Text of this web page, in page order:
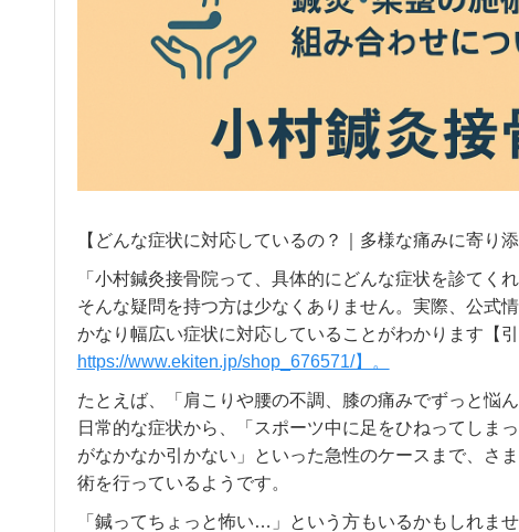
【どんな症状に対応しているの？｜多様な痛みに寄り
「小村鍼灸接骨院って、具体的にどんな症状を診てく
そんな疑問を持つ方は少なくありません。実際、公式
かなり幅広い症状に対応していることがわかります【
https://www.ekiten.jp/shop_676571/】。
たとえば、「肩こりや腰の不調、膝の痛みでずっと悩
日常的な症状から、「スポーツ中に足をひねってしま
がなかなか引かない」といった急性のケースまで、さ
術を行っているようです。
「鍼ってちょっと怖い…」という方もいるかもしれま